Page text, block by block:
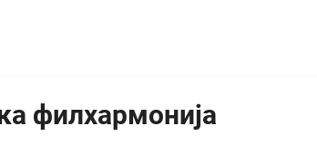
филхармонија